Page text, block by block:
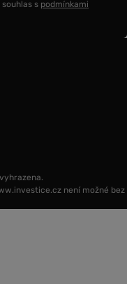
s podmínkami
není možné bez